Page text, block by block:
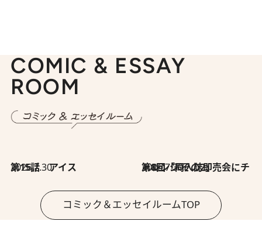
COMIC & ESSAY
ROOM
2026.7.30
第15話 アイス 2026.7.30
第8回「同人誌即売会にチャレンジ その2」
コミック＆エッセイルームTOP